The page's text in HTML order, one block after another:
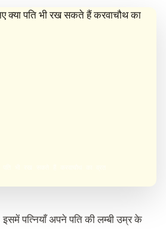
पत्नियाँ अपने पति की लम्बी उम्र के